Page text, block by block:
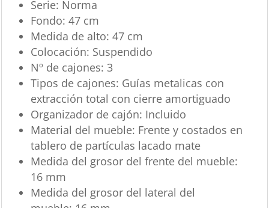
Serie: Norma
Fondo: 47 cm
Medida de alto: 47 cm
Colocación: Suspendido
Nº de cajones: 3
Tipos de cajones: Guías metalicas con
extracción total con cierre amortiguado
Organizador de cajón: Incluido
Material del mueble: Frente y costados en
tablero de partículas lacado mate
Medida del grosor del frente del mueble:
16 mm
Medida del grosor del lateral del